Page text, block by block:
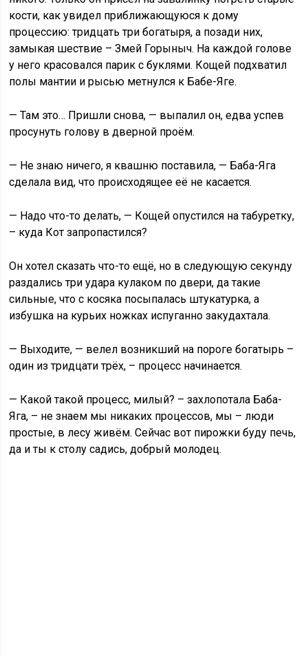
кости, как увидел приближающуюся к дому
процессию: тридцать три богатыря, а позади них,
замыкая шествие – Змей Горыныч. На каждой голове
у него красовался парик с буклями. Кощей подхватил
полы мантии и рысью метнулся к Бабе-Яге.
— Там это… Пришли снова, — выпалил он, едва успев
просунуть голову в дверной проём.
— Не знаю ничего, я квашню поставила, — Баба-Яга
сделала вид, что происходящее её не касается.
— Надо что-то делать, — Кощей опустился на табуретку,
– куда Кот запропастился?
Он хотел сказать что-то ещё, но в следующую секунду
раздались три удара кулаком по двери, да такие
сильные, что с косяка посыпалась штукатурка, а
избушка на курьих ножках испуганно закудахтала.
— Выходите, — велел возникший на пороге богатырь –
один из тридцати трёх, – процесс начинается.
— Какой такой процесс, милый? – захлопотала Баба-
Яга, – не знаем мы никаких процессов, мы – люди
простые, в лесу живём. Сейчас вот пирожки буду печь,
да и ты к столу садись, добрый молодец.